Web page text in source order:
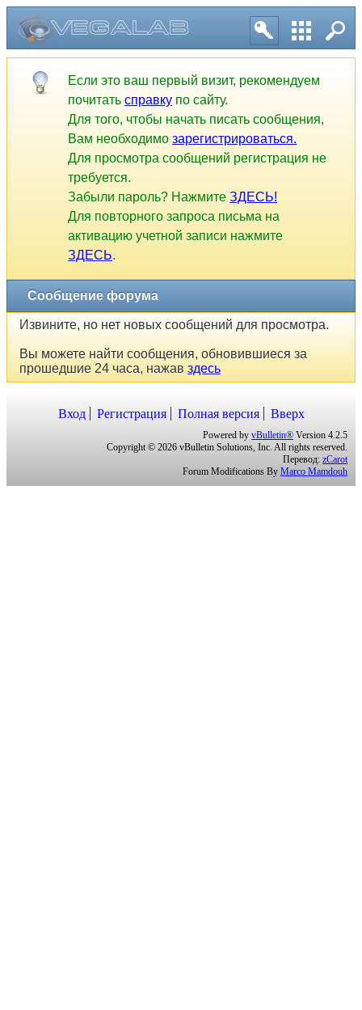
Если это ваш первый визит, рекомендуем
почитатьсправкупо сайту.
Для того, чтобы начать писать сообщения,
Вам необходимозарегистрироваться.
Для просмотра сообщений регистрация не
требуется.
Забыли пароль? НажмитеЗДЕСЬ!
Для повторного запроса письма на
активацию учетной записи нажмите
Извините, но нет новых сообщений для просмотра.
прошедшие 24 часа, нажавздесь
Вход Регистрация Полная версия Вверх
Powered byvBulletin® Version 4.2.5
Copyright © 2026 vBulletin Solutions, Inc. All rights reserved.
Перевод:zCarot
Forum Modifications By
Marco Mamdouh